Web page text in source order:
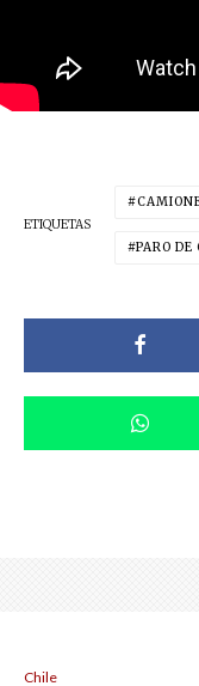
ETIQUETAS
PARO DE
Chile